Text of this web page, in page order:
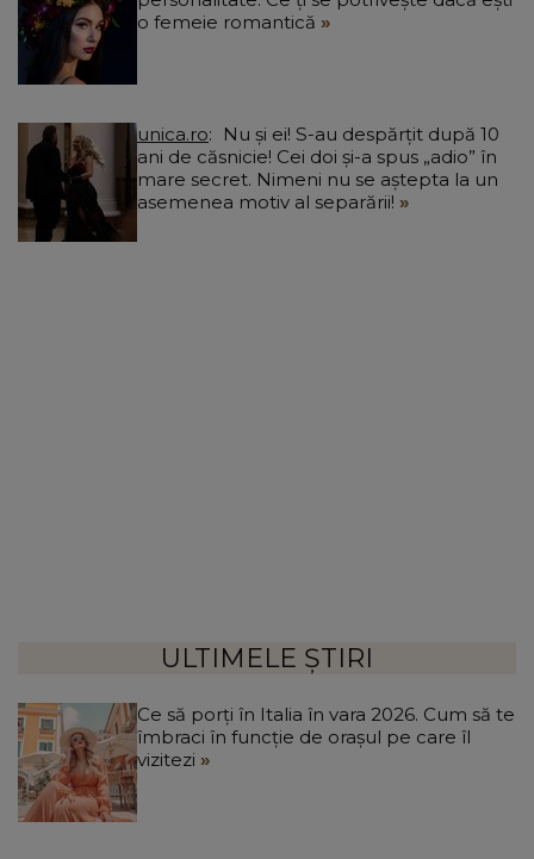
o femeie romantică
unica.ro
ani de căsnicie! Cei doi și-a spus „adio” în
mare secret. Nimeni nu se aștepta la un
asemenea motiv al separării!
ULTIMELE ȘTIRI
Ce să porți în Italia în vara 2026. Cum să te
îmbraci în funcție de orașul pe care îl
vizitezi